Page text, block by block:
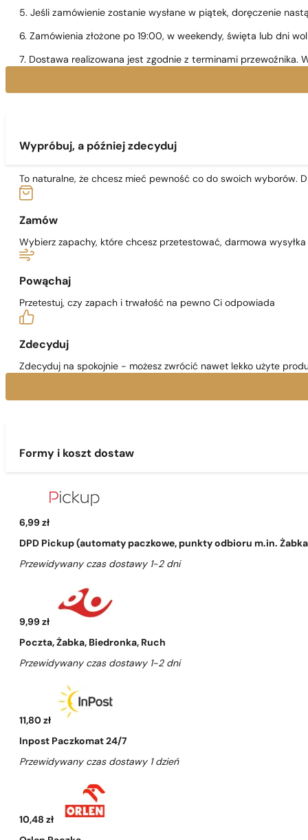
5. Jeśli zamówienie zostanie wysłane w piątek, doręczenie
6. Zamówienia złożone po 19:00, w weekendy, święta lub dni
7. Dostawa realizowana jest zgodnie z terminami przewoźnika.
Wypróbuj, a później zdecyduj
To naturalne, że chcesz mieć pewność co do swoich wyborów.
Zamów
Wybierz zapachy, które chcesz przetestować, darmowa wysyłka
Powąchaj
Przetestuj, czy zapach i trwałość na pewno Ci odpowiada
Zdecyduj
Zdecyduj na spokojnie - możesz zwrócić nawet lekko użyte
Formy i koszt dostaw
6,99 zł
DPD Pickup (automaty paczkowe, punkty odbioru m.in.
Przewidywany czas dostawy 1-2 dni
9,99 zł
Poczta, Żabka, Biedronka, Ruch
Przewidywany czas dostawy 1-2 dni
11,80 zł
Inpost Paczkomat 24/7
Przewidywany czas dostawy 1 dzień
10,48 zł